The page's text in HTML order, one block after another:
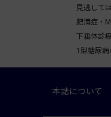
見逃して
肥満症・
下垂体診
1型糖尿病
本誌について